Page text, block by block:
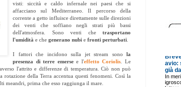
visti: siccità e caldo infernale nei paesi che si
affacciano sul Mediterraneo. Il percorso della
corrente a getto influisce direttamente sulle direzioni
dei venti che soffiano negli strati più bassi
dell'atmosfera. Sono venti che trasportano
l'umidità e che generano nubi e fronti perturbati.
I fattori che incidono sulla jet stream sono la
presenza di terre emersee l'effetto Coriolis. Le
l'attrito e differenze di temperatura. Ciò non può
della Terra accentua questi fenomeni. Così la
meandri, prima che esso raggiunga il mare.